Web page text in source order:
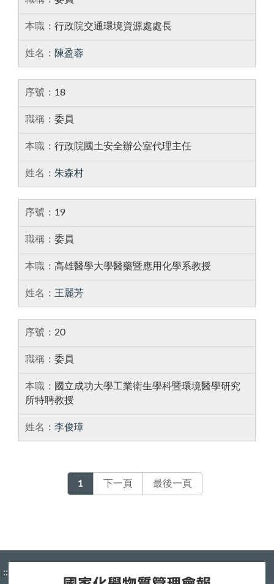
行政院交通環境資源處處長
陳盈蓉
18
委員
行政院國土安全辦公室代理主任
朱森村
19
委員
高雄醫學大學醫藥暨應用化學系教授
王麗芳
20
委員
國立成功大學工業衛生學科暨環境醫學研究
所特聘教授
李俊璋
1 下一頁 最後一頁
:::